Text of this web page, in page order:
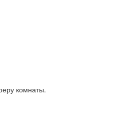
комнаты.